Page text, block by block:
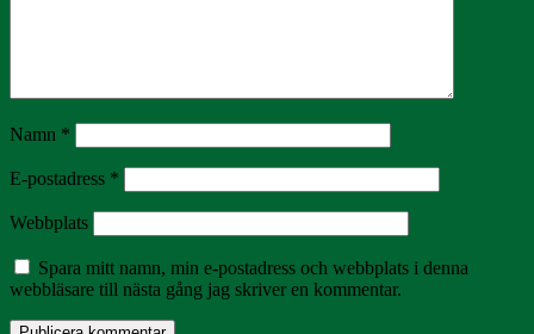
Namn *
E-postadress *
Webbplats
Spara mitt namn, min e-postadress och webbplats i denna
webbläsare till nästa gång jag skriver en kommentar.